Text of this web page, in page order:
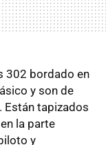
302 bordado en
y son de
Están tapizados
la parte
y